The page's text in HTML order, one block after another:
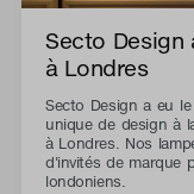
Secto Design
à Londres
Secto Design a eu
unique de design à
à Londres. Nos
d'invités de marque
londoniens.